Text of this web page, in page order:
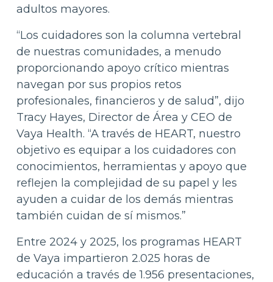
adultos mayores.
“Los cuidadores son la columna vertebral
de nuestras comunidades, a menudo
proporcionando apoyo crítico mientras
navegan por sus propios retos
profesionales, financieros y de salud”, dijo
Tracy Hayes, Director de Área y CEO de
Vaya Health. “A través de HEART, nuestro
objetivo es equipar a los cuidadores con
conocimientos, herramientas y apoyo que
reflejen la complejidad de su papel y les
ayuden a cuidar de los demás mientras
también cuidan de sí mismos.”
Entre 2024 y 2025, los programas HEART
de Vaya impartieron 2.025 horas de
educación a través de 1.956 presentaciones,